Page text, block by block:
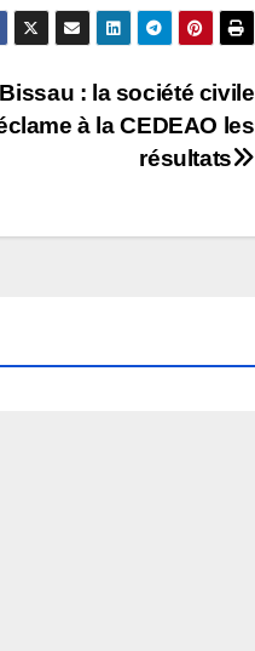
: la société civile
à la CEDEAO les
résultats